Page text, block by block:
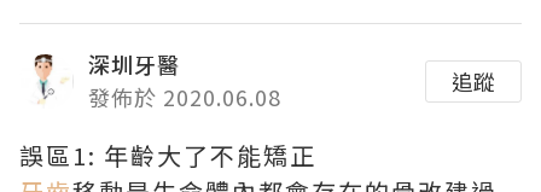
深圳牙醫
發佈於 2020.06.08
追蹤
誤區1: 年齡大了不能矯正